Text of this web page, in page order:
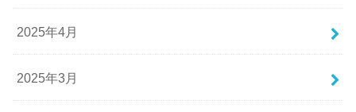
2025年4月
2025年3月